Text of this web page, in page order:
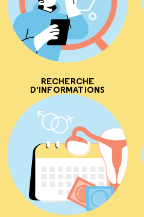
RECHERCHE
D'INFORMATIONS